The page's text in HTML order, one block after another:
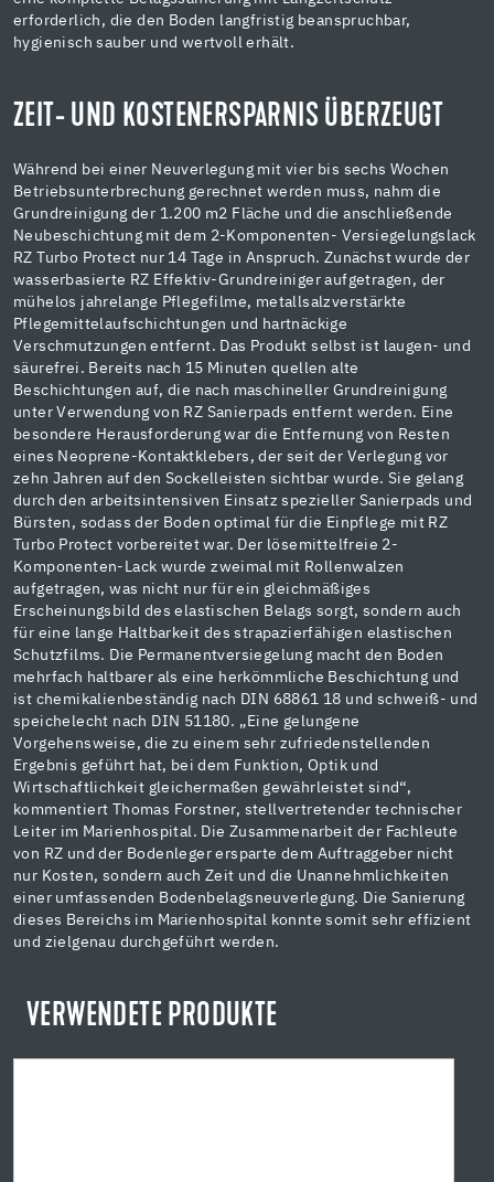
erforderlich, die den Boden langfristig beanspruchbar,
hygienisch sauber und wertvoll erhält.
ZEIT- UND KOSTENERSPARNIS ÜBERZEUGT
Während bei einer Neuverlegung mit vier bis sechs Wochen
Betriebsunterbrechung gerechnet werden muss, nahm die
Grundreinigung der 1.200 m2 Fläche und die anschließende
Neubeschichtung mit dem 2-Komponenten- Versiegelungslack
RZ Turbo Protect nur 14 Tage in Anspruch. Zunächst wurde der
wasserbasierte RZ Effektiv-Grundreiniger aufgetragen, der
mühelos jahrelange Pflegefilme, metallsalzverstärkte
Pflegemittelaufschichtungen und hartnäckige
Verschmutzungen entfernt. Das Produkt selbst ist laugen- und
säurefrei. Bereits nach 15 Minuten quellen alte
Beschichtungen auf, die nach maschineller Grundreinigung
unter Verwendung von RZ Sanierpads entfernt werden. Eine
besondere Herausforderung war die Entfernung von Resten
eines Neoprene-Kontaktklebers, der seit der Verlegung vor
zehn Jahren auf den Sockelleisten sichtbar wurde. Sie gelang
durch den arbeitsintensiven Einsatz spezieller Sanierpads und
Bürsten, sodass der Boden optimal für die Einpflege mit RZ
Turbo Protect vorbereitet war. Der lösemittelfreie 2-
Komponenten-Lack wurde zweimal mit Rollenwalzen
aufgetragen, was nicht nur für ein gleichmäßiges
Erscheinungsbild des elastischen Belags sorgt, sondern auch
für eine lange Haltbarkeit des strapazierfähigen elastischen
Schutzfilms. Die Permanentversiegelung macht den Boden
mehrfach haltbarer als eine herkömmliche Beschichtung und
ist chemikalienbeständig nach DIN 68861 18 und schweiß- und
speichelecht nach DIN 51180. „Eine gelungene
Vorgehensweise, die zu einem sehr zufriedenstellenden
Ergebnis geführt hat, bei dem Funktion, Optik und
Wirtschaftlichkeit gleichermaßen gewährleistet sind“,
kommentiert Thomas Forstner, stellvertretender technischer
Leiter im Marienhospital. Die Zusammenarbeit der Fachleute
von RZ und der Bodenleger ersparte dem Auftraggeber nicht
nur Kosten, sondern auch Zeit und die Unannehmlichkeiten
einer umfassenden Bodenbelagsneuverlegung. Die Sanierung
dieses Bereichs im Marienhospital konnte somit sehr effizient
und zielgenau durchgeführt werden.
VERWENDETE PRODUKTE